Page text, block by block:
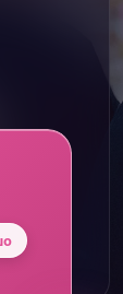
сразу